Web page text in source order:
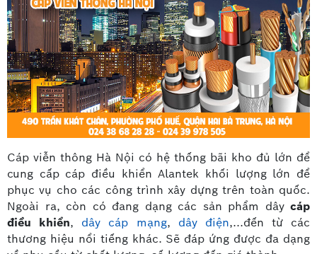
Cáp viễn thông Hà Nội có hệ thống bãi kho đủ lớn để
cung cấp cáp điều khiển Alantek khối lượng lớn để
phục vụ cho các công trình xây dựng trên toàn quốc.
Ngoài ra, còn có đang dạng các sản phẩm dây cáp
điều khiển, dây cáp mạng, dây điện,...đến từ các
thương hiệu nổi tiếng khác. Sẽ đáp ứng được đa dạng